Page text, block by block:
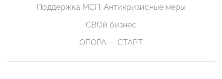
Поддержка МСП. Антикризисные меры
СВОй бизнес
ОПОРА — СТАРТ